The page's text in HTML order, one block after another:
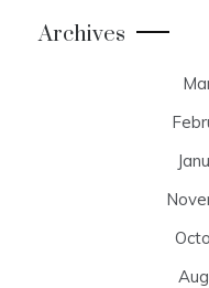
Archives